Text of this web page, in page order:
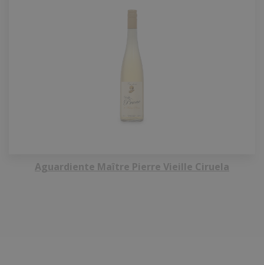
Aguardiente Maître Pierre Vieille Ciruela